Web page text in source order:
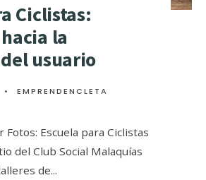
Ciclistas:
la
usuario
• EMPRENDENCLETA
Fotos: Escuela para Ciclistas
del Club Social Malaquías
de...